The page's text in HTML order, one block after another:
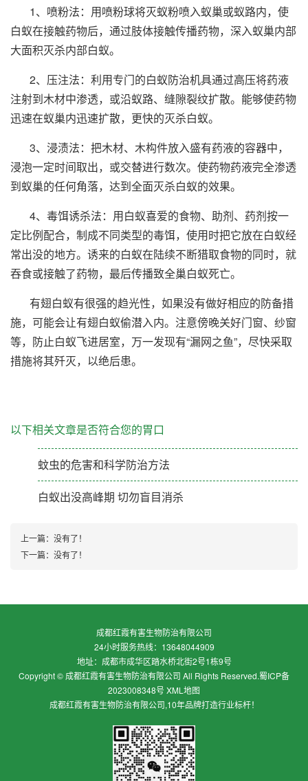
1、喷粉法：用喷粉球将灭蚁粉喷入蚁巢或蚁路内，使
白蚁在接触药物后，通过肢体接触传播药物，深入蚁巢内部
大面积灭杀内部白蚁。
2、压注法：利用专门的白蚁防治机具通过高压将药液
注射到木材中渗透，或沿蚁路、缝隙裂纹扩散。能够使药物
迅速在蚁巢内迅速扩散，更快的灭杀白蚁。
3、浸渍法：把木材、木构件放入盛有药液的容器中，
浸泡一定时间取出，或交替进行数次。使药物药液完全渗透
到蚁巢的任何角落，达到全面灭杀白蚁的效果。
4、毒饵诱杀法：用白蚁喜爱的食物、助剂、药剂按一
定比例配合，制成不同类型的毒饵，使用时把它放在白蚁经
常出没的地方。诱来的白蚁在陆续不断猎取食物的同时，就
吞食或接触了药物，最后传播致全巢白蚁死亡。
有翅白蚁有很强的趋光性，如果没有做好相应的防备措
施，可能会让有翅白蚁偷潜入内。注意傍晚关好门窗、纱窗
等，防止白蚁飞进居室，万一发现有“漏网之鱼”，尽快采取
措施将其歼灭，以绝后患。
以下相关文章是否符合您的胃口
蚊虫的危害和科学防治方法
白蚁出没高峰期 切勿盲目消杀
上一篇：没有了！
下一篇：没有了！
成都红霞有害生物防治有限公司
24小时服务热线：13648044909
地址：成都市成华区踏水桥北街2号1栋9号
Copyright © 成都红霞有害生物防治有限公司 All Rights Reserved.蜀ICP备
2023008348号XML地图
成都红霞有害生物防治有限公司,10年品牌打造行业标杆！